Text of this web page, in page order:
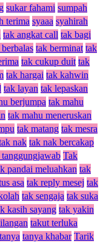
sukar fahami sumpah
terima syaaa syahirah
tak angkat call tak bagi
tak berminat tak
tak cukup duit tak
tak hargai tak kahwin
tak layan tak lepaskan
berjumpa tak mahu
tak mahu meneruskan
tak matang tak mesra
nak tak nak bercakap
Tak
pandai meluahkan tak
asa tak reply mesej tak
tak sengaja tak suka
kasih sayang tak yakin
takut terluka
tanya tanya khabar Tarik